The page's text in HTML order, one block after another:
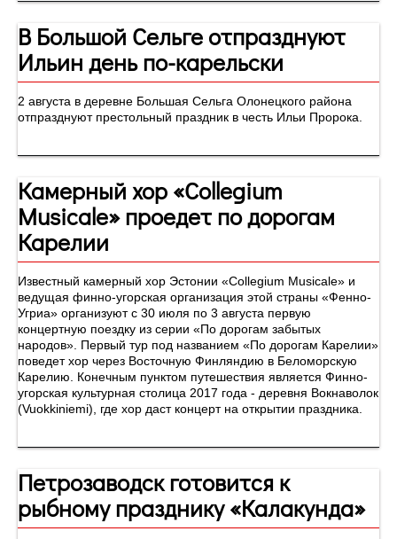
В Большой Сельге отпразднуют
Ильин день по-карельски
2 августа в деревне Большая Сельга Олонецкого района
отпразднуют престольный праздник в честь Ильи Пророка.
Камерный хор «Collegium
Musicale» проедет по дорогам
Карелии
Известный камерный хор Эстонии «Collegium Musicale» и
ведущая финно-угорская организация этой страны «Фенно-
Угриа» организуют с 30 июля по 3 августа первую
концертную поездку из серии «По дорогам забытых
народов». Первый тур под названием «По дорогам Карелии»
поведет хор через Восточную Финляндию в Беломорскую
Карелию. Конечным пунктом путешествия является Финно-
угорская культурная столица 2017 года - деревня Вокнаволок
(Vuokkiniemi), где хор даст концерт на открытии праздника.
Петрозаводск готовится к
рыбному празднику «Калакунда»